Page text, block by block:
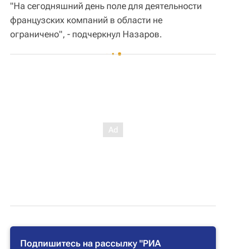
"На сегодняшний день поле для деятельности
французских компаний в области не
ограничено", - подчеркнул Назаров.
Подпишитесь на рассылку "РИА